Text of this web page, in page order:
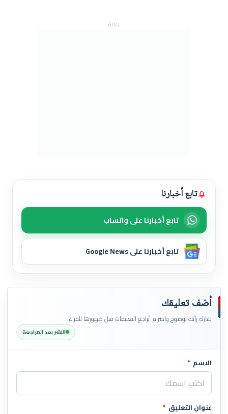
إعلان
تابع أخبارنا
تابع أخبارنا على واتساب
تابع أخبارنا على Google News
أضف تعليقك
شارك رأيك بوضوح واحترام. تُراجع التعليقات قبل ظهورها للقراء.
النشر بعد المراجعة
اترك هذا الحقل فارغاً
الاسم *
عنوان التعليق *